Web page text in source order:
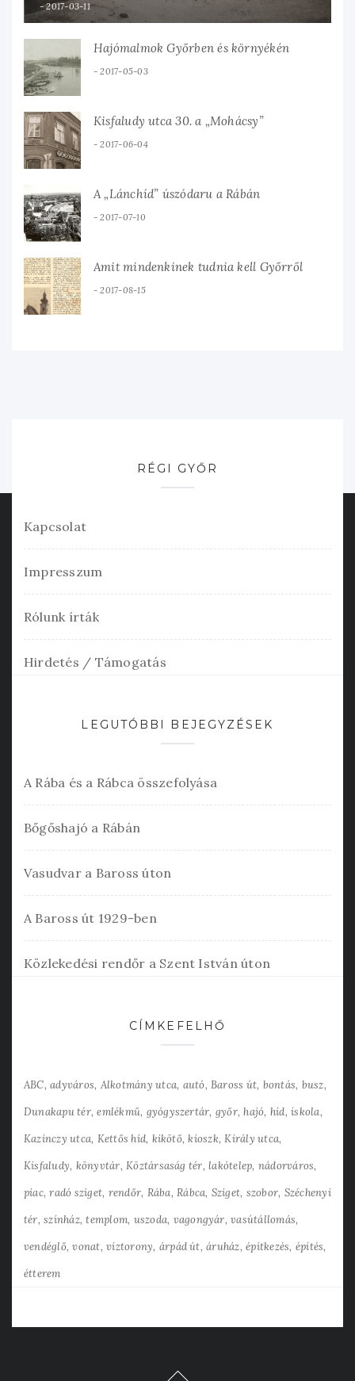
2017-03-11
Hajómalmok Győrben és környékén
2017-05-03
Kisfaludy utca 30. a „Mohácsy”
2017-06-04
A „Lánchíd” úszódaru a Rábán
2017-07-10
Amit mindenkinek tudnia kell Győrről
2017-08-15
RÉGI GYŐR
Kapcsolat
Impresszum
Rólunk írták
Hirdetés / Támogatás
LEGUTÓBBI BEJEGYZÉSEK
A Rába és a Rábca összefolyása
Bőgőshajó a Rábán
Vasudvar a Baross úton
A Baross út 1929-ben
Közlekedési rendőr a Szent István úton
CÍMKEFELHŐ
ABC adyváros Alkotmány utca autó Baross út bontás busz
Dunakapu tér emlékmű gyógyszertár győr hajó híd iskola
Kazinczy utca Kettős híd kikötő kioszk Király utca
Kisfaludy könyvtár Köztársaság tér lakótelep nádorváros
piac radó sziget rendőr Rába Rábca Sziget szobor Széchenyi
tér színház templom uszoda vagongyár vasútállomás
vendéglő vonat víztorony árpád út áruház építkezés építés
étterem